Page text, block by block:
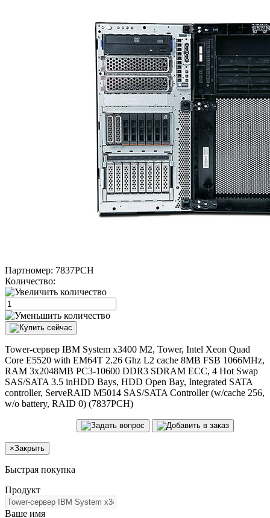
Партномер: 7837PCH
Количество:
Tower-сервер IBM System x3400 M2, Tower, Intel Xeon Quad
Core E5520 with EM64T 2.26 Ghz L2 cache 8MB FSB 1066MHz,
RAM 3x2048MB PC3-10600 DDR3 SDRAM ECC, 4 Hot Swap
SAS/SATA 3.5 inHDD Bays, HDD Open Bay, Integrated SATA
controller, ServeRAID M5014 SAS/SATA Controller (w/cache 256,
w/o battery, RAID 0) (7837PCH)
×Закрыть
Быстрая покупка
Продукт
Ваше имя